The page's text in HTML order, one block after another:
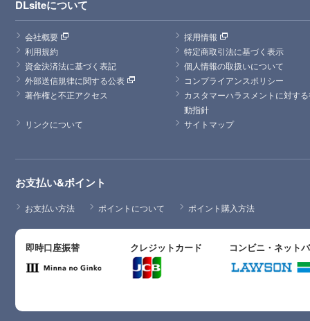
DLsiteについて
会社概要
採用情報
利用規約
特定商取引法に基づく表示
資金決済法に基づく表記
個人情報の取扱いについて
外部送信規律に関する公表
コンプライアンスポリシー
著作権と不正アクセス
カスタマーハラスメントに対す
動指針
リンクについて
サイトマップ
お支払い&ポイント
お支払い方法 ポイントについて ポイント購入方法
即時口座振替 クレジットカード コンビニ・ネット